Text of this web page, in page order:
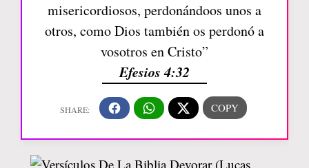
misericordiosos, perdonándoos unos a
otros, como Dios también os perdonó a
vosotros en Cristo”
Efesios 4:32